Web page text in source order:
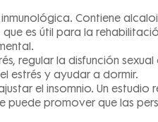
Contiene
es útil para la
regular la disfunción sexual
estrés y ayudar a dormir.
el insomnio. Un
promover que las